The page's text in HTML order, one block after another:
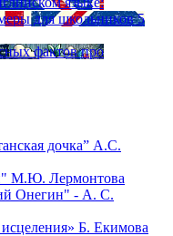
для школьников 5
фактов про
дочка” А.С.
М.Ю. Лермонтова
Онегин" - А. С.
Б. Екимова